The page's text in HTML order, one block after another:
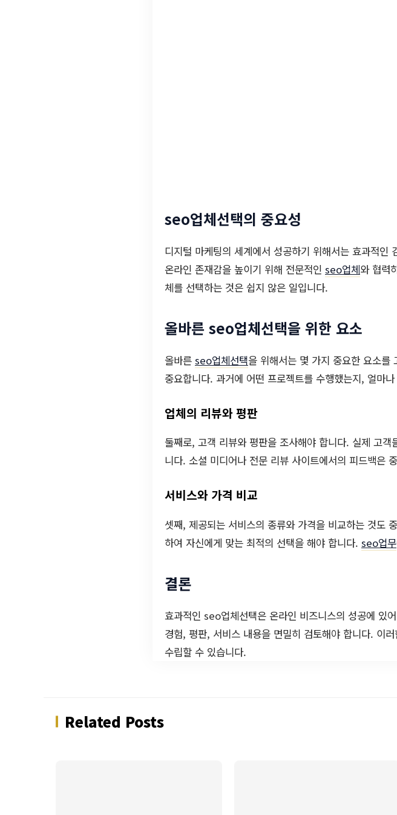
seo업체선택의 중요성
디지털 마케팅의 세계에서 성공하기 위해서는 효과적
온라인 존재감을 높이기 위해 전문적인 seo업체와 협력
체를 선택하는 것은 쉽지 않은 일입니다.
올바른 seo업체선택을 위한 요소
올바른 seo업체선택을 위해서는 몇 가지 중요한 요소를
중요합니다. 과거에 어떤 프로젝트를 수행했는지, 얼마
업체의 리뷰와 평판
둘째로, 고객 리뷰와 평판을 조사해야 합니다. 실제 고
니다. 소셜 미디어나 전문 리뷰 사이트에서의 피드백은
서비스와 가격 비교
셋째, 제공되는 서비스의 종류와 가격을 비교하는 것도
하여 자신에게 맞는 최적의 선택을 해야 합니다. seo업무
결론
효과적인 seo업체선택은 온라인 비즈니스의 성공에 있
경험, 평판, 서비스 내용을 면밀히 검토해야 합니다. 이
수립할 수 있습니다.
Related Posts